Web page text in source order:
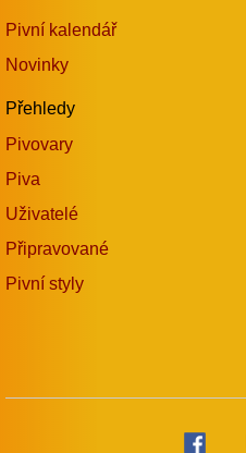
Pivní kalendář
Novinky
Přehledy
Pivovary
Piva
Uživatelé
Připravované
Pivní styly